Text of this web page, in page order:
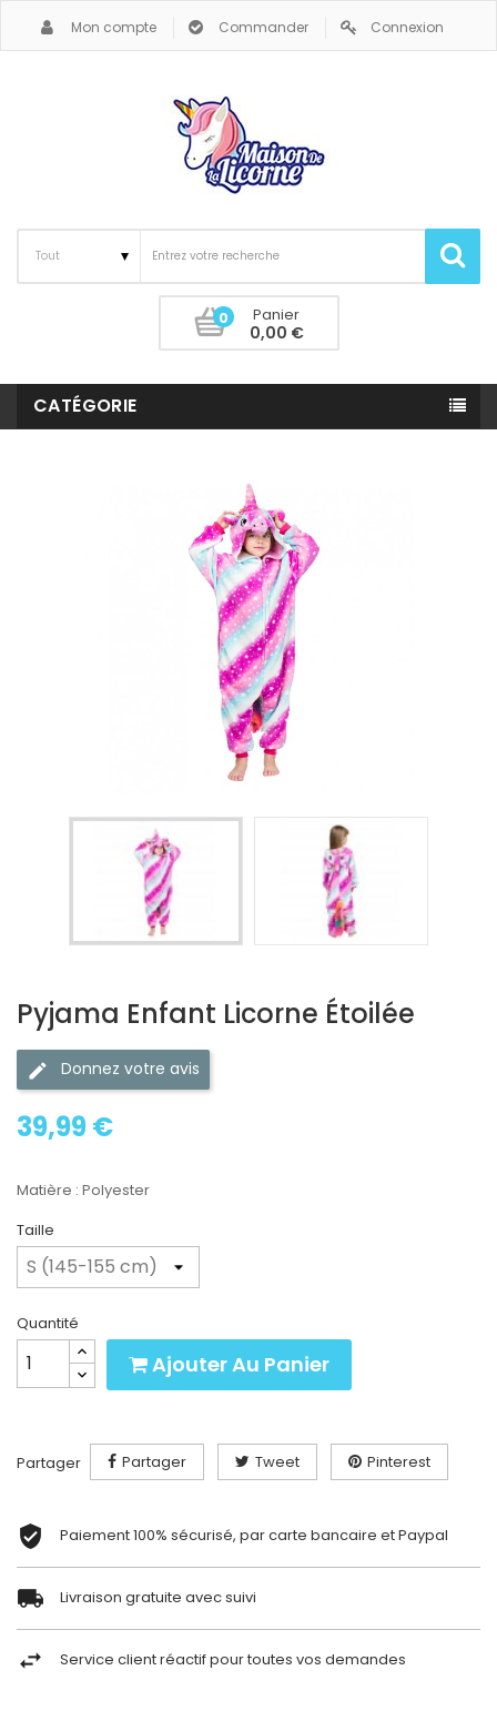
Mon compte Commander Connexion
Panier
0
0,00 €
CATÉGORIE
Pyjama Enfant Licorne Étoilée
Donnez votre avis
39,99 €
Matière : Polyester
Taille
Quantité
Ajouter Au Panier
Partager Partager Tweet Pinterest
Paiement 100% sécurisé, par carte bancaire et Paypal
Livraison gratuite avec suivi
Service client réactif pour toutes vos demandes